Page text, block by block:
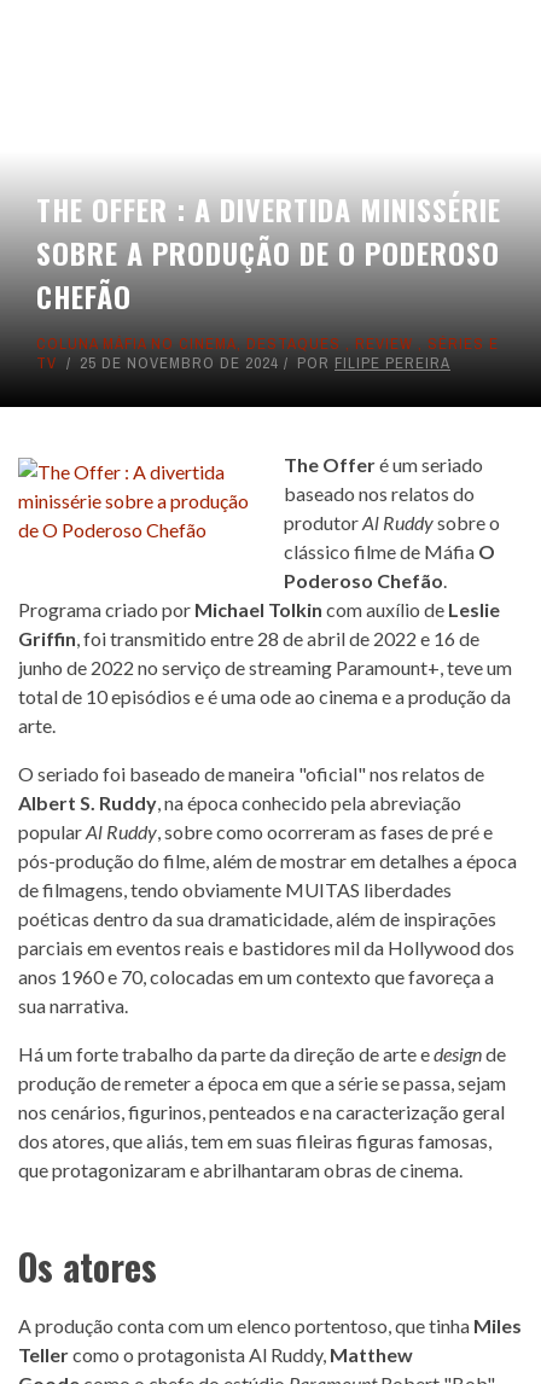
THE OFFER : A DIVERTIDA MINISSÉRIE
SOBRE A PRODUÇÃO DE O PODEROSO
CHEFÃO
COLUNA MÁFIA NO CINEMA, DESTAQUES , REVIEW , SÉRIES E
TV
25 DE NOVEMBRO DE 2024 POR FILIPE PEREIRA
The Offeré um seriado
baseado nos relatos do
produtorAl Ruddysobre o
clássico filme de Máfia O
Poderoso Chefão.
Programa criado por Michael Tolkin com auxílio de Leslie
Griffin, foi transmitido entre 28 de abril de 2022 e 16 de
junho de 2022 no serviço de streaming Paramount+, teve um
total de 10 episódios e é uma ode ao cinema e a produção da
arte.
O seriado foi baseado de maneira "oficial" nos relatos de
Albert S. Ruddy, na época conhecido pela abreviação
popularAl Ruddy, sobre como ocorreram as fases de pré e
pós-produção do filme, além de mostrar em detalhes a época
de filmagens, tendo obviamente MUITAS liberdades
poéticas dentro da sua dramaticidade, além de inspirações
parciais em eventos reais e bastidores mil da Hollywood dos
anos 1960 e 70, colocadas em um contexto que favoreça a
sua narrativa.
Há um forte trabalho da parte da direção de arte edesignde
produção de remeter a época em que a série se passa, sejam
nos cenários, figurinos, penteados e na caracterização geral
dos atores, que aliás, tem em suas fileiras figuras famosas,
que protagonizaram e abrilhantaram obras de cinema.
Os atores
A produção conta com um elenco portentoso, que tinha Miles
Tellercomo o protagonista Al Ruddy, Matthew